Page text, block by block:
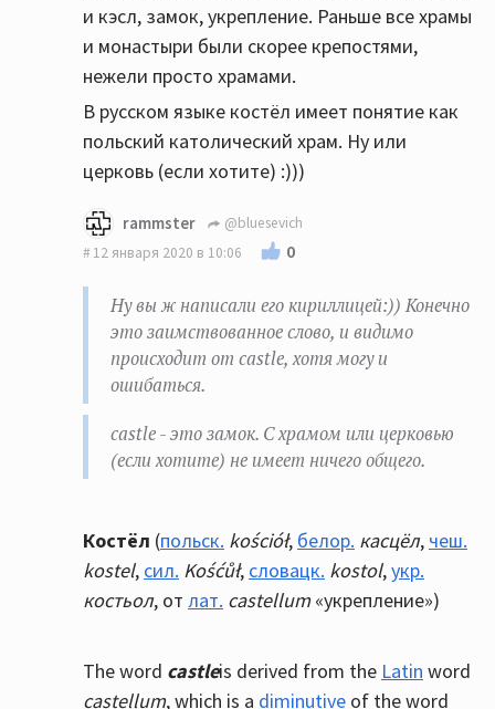
и кэсл, замок, укрепление. Раньше все храмы
и монастыри были скорее крепостями,
нежели просто храмами.
В русском языке костёл имеет понятие как
польский католический храм. Ну или
церковь (если хотите) :)))
rammster
@bluesevich
12 января 2020 в 10:06
0
Ну вы ж написали его кириллицей:)) Конечно
это заимствованное слово, и видимо
происходит от castle, хотя могу и
ошибаться.
castle - это замок. С храмом или церковью
(если хотите) не имеет ничего общего.
Костёл (польск. kościół, белор. касцёл, чеш.
kostel, сил. Kośćůł, словацк. kostol,укр.
костьол, от лат. castellum«укрепление»)
The word castleis derived from the Latin word
castellum, which is a diminutive of the word